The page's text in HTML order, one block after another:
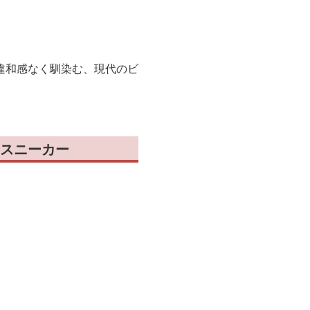
感なく馴染む、現代のビ
ニーカー